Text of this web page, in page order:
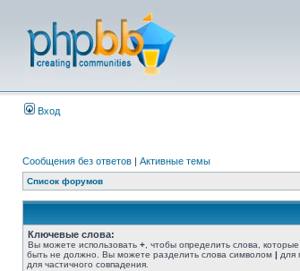
Вход
Сообщения без ответов | Активные темы
Список форумов
Ключевые слова:
Вы можете использовать + , чтобы определить слова,
быть не должно. Вы можете разделить слова символом | для
для частичного совпадения.